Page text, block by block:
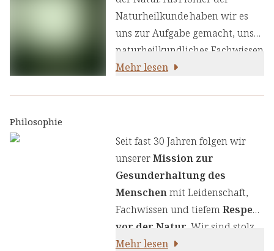
Naturheilkunde haben wir es
uns zur Aufgabe gemacht, unser
naturheilkundliches Fachwissen
und unsere Erfahrung mit den
Wir legen großen Wert auf
einen genauen Auswahlprozess
unserer Inhaltsstoffe, um Ihnen
sorgfältig zusammengestellte
Produkte zu liefern. Wir nutzen
die Kraft von Kräutern,
Pflanzenstoffen und anderen
Mehr lesen
Philosophie
Seit fast 30 Jahren folgen wir
unsererMission zur
Gesunderhaltung des
Menschenmit Leidenschaft,
Fachwissen und tiefemRespekt
vor der Natur . Wir sind stolz
darauf,naturreine Produkte
Mehr lesen